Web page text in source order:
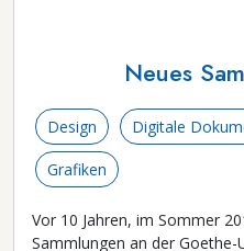
Neues
Design Digitale
Grafiken
Vor 10 Jahren, im Sommer
Sammlungen an der